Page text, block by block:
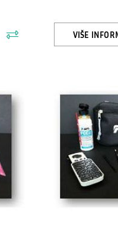
VIŠE